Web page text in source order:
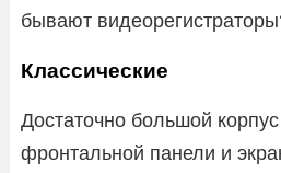
бывают
Классические
Достаточно большой
фронтальной панели и